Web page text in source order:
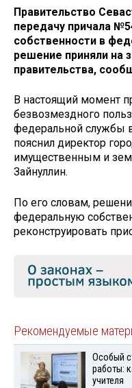
Правительство
передачу причала
собственности в
решение приняли на
правительства,
В настоящий момент
безвозмездного
федеральной службы
пояснил директор
имущественным и
Зайнуллин.
По его словам,
федеральную
реконструировать
Рекомендуемые
Особый
работы:
учителя